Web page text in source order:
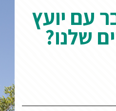
עם יועץ
שלנו?